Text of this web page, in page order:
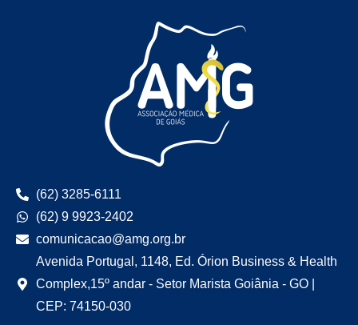
(62) 3285-6111
(62) 9 9923-2402
comunicacao@amg.org.br
Avenida Portugal, 1148, Ed. Órion Business & Health
Complex,15º andar - Setor Marista Goiânia - GO |
CEP: 74150-030